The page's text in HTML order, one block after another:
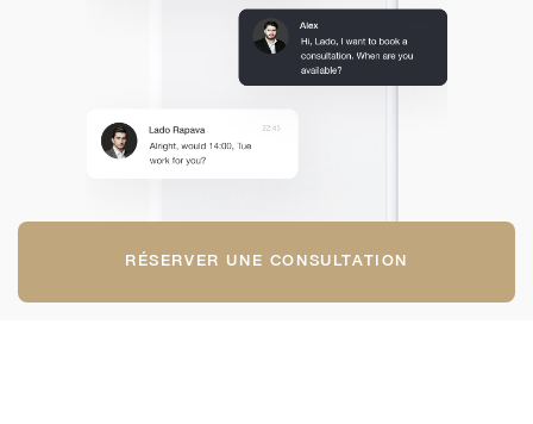
RÉSERVER UNE CONSULTATION